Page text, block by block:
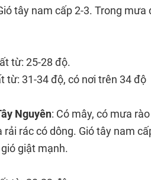
tây nam cấp 2-3. Trong
từ: 25-28 độ.
từ: 31-34 độ, có nơi trên 34 độ
Nguyên: Có mây, có mưa
rác có dông. Gió tây nam
giật mạnh.